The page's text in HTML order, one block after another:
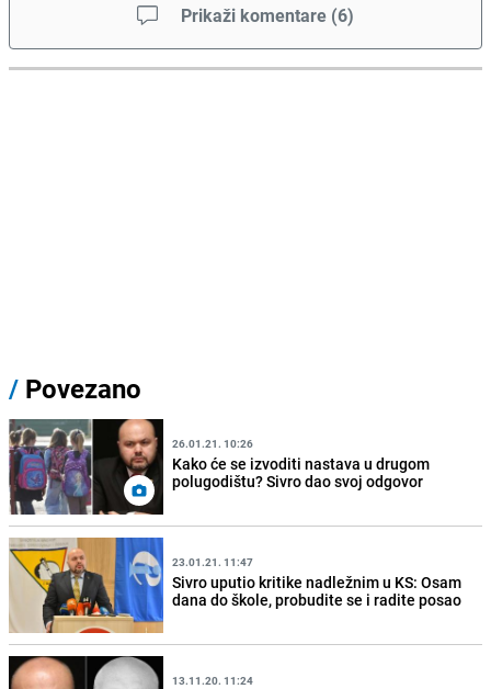
Prikaži komentare (6)
/ Povezano
26.01.21. 10:26
Kako će se izvoditi nastava u drugom
polugodištu? Sivro dao svoj odgovor
23.01.21. 11:47
Sivro uputio kritike nadležnim u KS: Osam
dana do škole, probudite se i radite posao
13.11.20. 11:24